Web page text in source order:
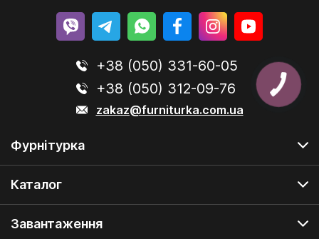
+38 (050) 331-60-05
+38 (050) 312-09-76
zakaz@furniturka.com.ua
Фурнітурка
Каталог
Завантаження